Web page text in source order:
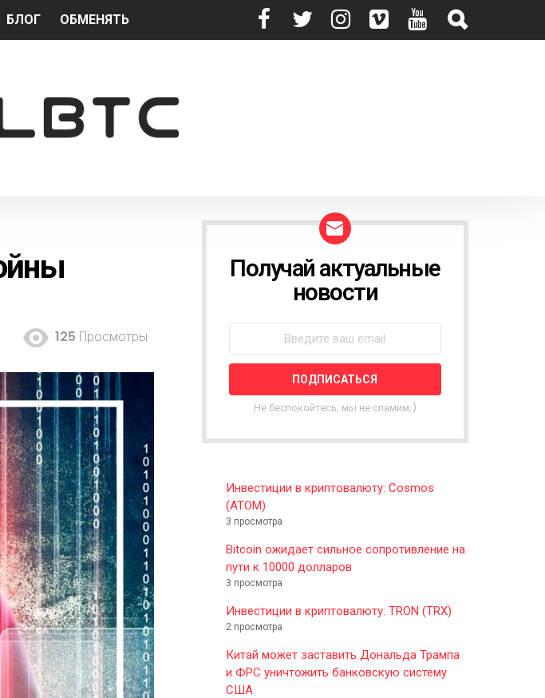
БЛОГ ОБМЕНЯТЬ
125 Просмотры
N
E
E
T
E
Получай актуальные
новости
Не беспокойтесь, мы не спамим;)
Инвестиции в криптовалюту: Cosmos
(ATOM)
3 просмотра
Bitcoin ожидает сильное сопротивление на
пути к 10000 долларов
3 просмотра
Инвестиции в криптовалюту: TRON (TRX)
2 просмотра
Китай может заставить Дональда Трампа
и ФРС уничтожить банковскую систему
США